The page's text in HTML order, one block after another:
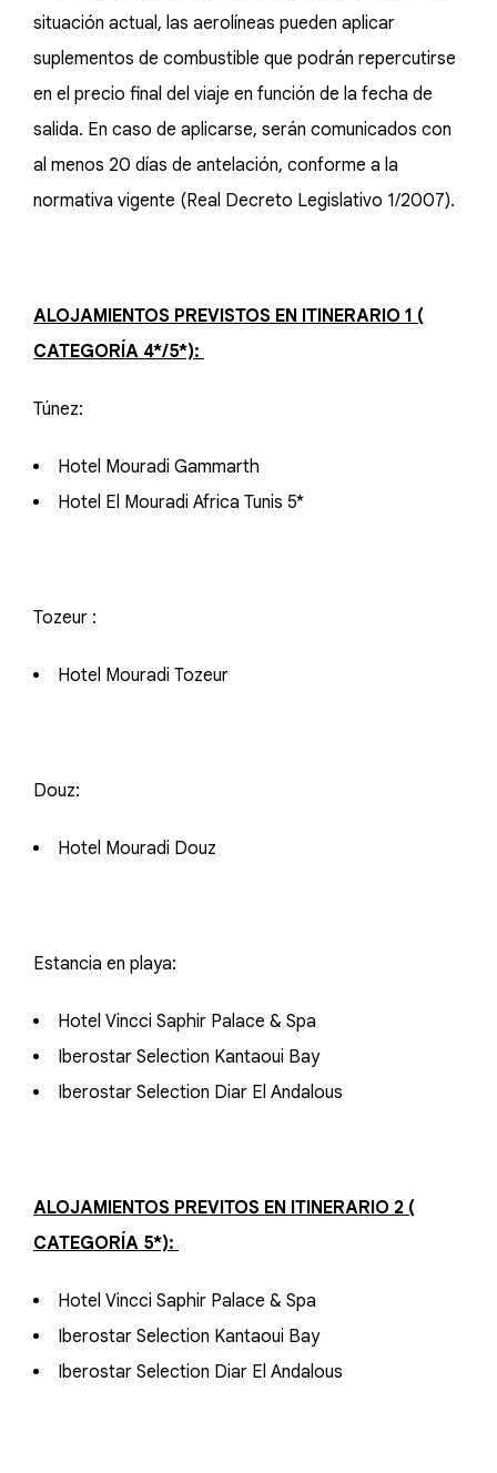
situación actual, las aerolíneas pueden aplicar
suplementos de combustible que podrán repercutirse
en el precio final del viaje en función de la fecha de
salida. En caso de aplicarse, serán comunicados con
al menos 20 días de antelación, conforme a la
normativa vigente (Real Decreto Legislativo 1/2007).
ALOJAMIENTOS PREVISTOS EN ITINERARIO 1 (
CATEGORÍA 4*/5*):
Túnez:
Hotel Mouradi Gammarth
Hotel El Mouradi Africa Tunis 5*
Tozeur :
Hotel Mouradi Tozeur
Douz:
Hotel Mouradi Douz
Estancia en playa:
Hotel Vincci Saphir Palace & Spa
Iberostar Selection Kantaoui Bay
Iberostar Selection Diar El Andalous
ALOJAMIENTOS PREVITOS EN ITINERARIO 2 (
CATEGORÍA 5*):
Hotel Vincci Saphir Palace & Spa
Iberostar Selection Kantaoui Bay
Iberostar Selection Diar El Andalous